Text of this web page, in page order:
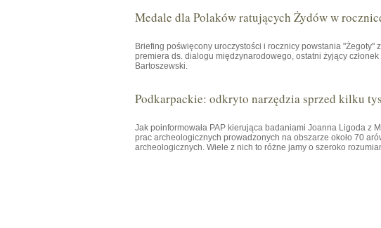
Medale dla Polaków ratujących Żydów w
Briefing poświęcony uroczystości i rocznicy powstania "Żegoty"
premiera ds. dialogu międzynarodowego, ostatni żyjący członek
Bartoszewski.
Podkarpackie: odkryto narzędzia sprzed kilku
Jak poinformowała PAP kierująca badaniami Joanna Ligoda z
prac archeologicznych prowadzonych na obszarze około 70
archeologicznych. Wiele z nich to różne jamy o szeroko